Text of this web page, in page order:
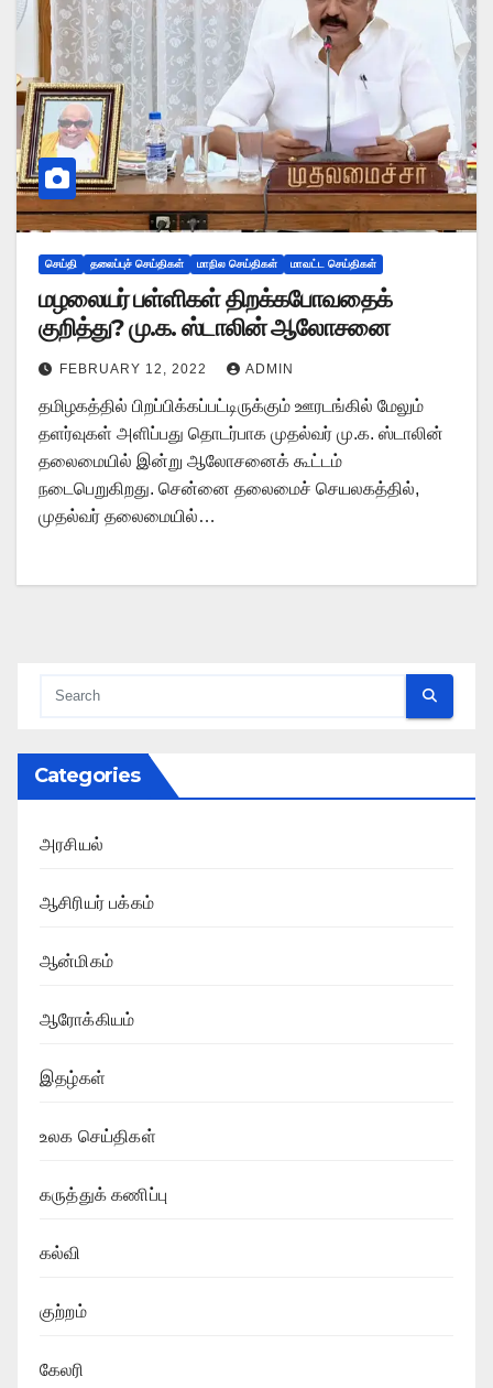
செய்தி தலைப்புச் செய்திகள் மாநில செய்திகள் மாவட்ட செய்திகள்
மழலையர் பள்ளிகள் திறக்கபோவதைக்
குறித்து? மு.க. ஸ்டாலின் ஆலோசனை
FEBRUARY 12, 2022 ADMIN
தமிழகத்தில் பிறப்பிக்கப்பட்டிருக்கும் ஊரடங்கில் மேலும்
தளர்வுகள் அளிப்பது தொடர்பாக முதல்வர் மு.க. ஸ்டாலின்
தலைமையில் இன்று ஆலோசனைக் கூட்டம்
நடைபெறுகிறது. சென்னை தலைமைச் செயலகத்தில்,
முதல்வர் தலைமையில்…
Categories
அரசியல்
ஆசிரியர் பக்கம்
ஆன்மிகம்
ஆரோக்கியம்
இதழ்கள்
உலக செய்திகள்
கருத்துக் கணிப்பு
கல்வி
குற்றம்
கேலரி